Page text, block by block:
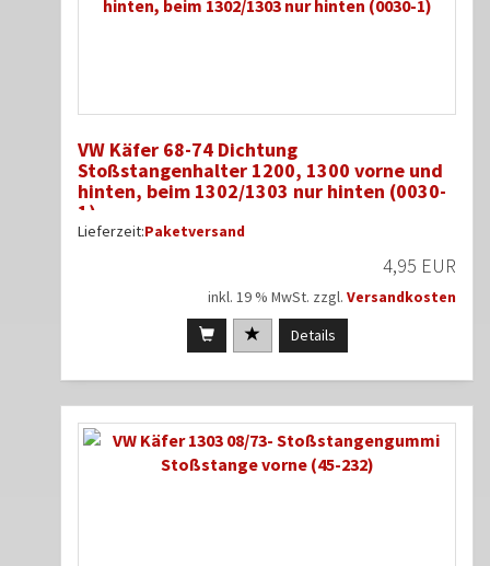
VW Käfer 68-74 Dichtung
Stoßstangenhalter 1200, 1300 vorne und
hinten, beim 1302/1303 nur hinten (0030-
1)
Lieferzeit:Paketversand
4,95 EUR
inkl. 19 % MwSt. zzgl. Versandkosten
Details